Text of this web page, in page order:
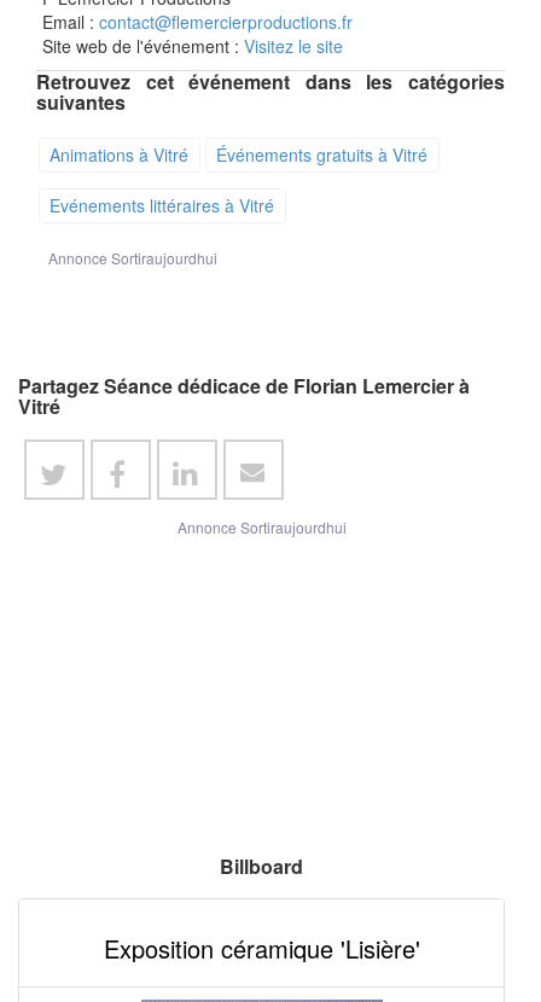
Email : contact@flemercierproductions.fr
Site web de l'événement : Visitez le site
Retrouvez cet événement dans les catégories
suivantes
Animations à Vitré Événements gratuits à Vitré
Evénements littéraires à Vitré
Annonce Sortiraujourdhui
Partagez Séance dédicace de Florian Lemercier à
Vitré
Annonce Sortiraujourdhui
Billboard
Exposition céramique 'Lisière'